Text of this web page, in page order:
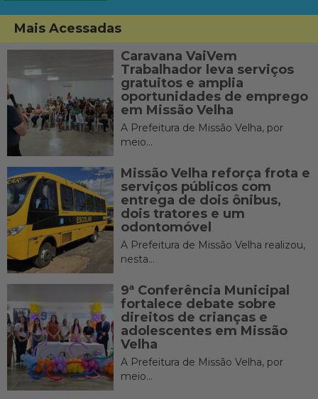
Mais Acessadas
Caravana VaiVem
Trabalhador leva serviços
gratuitos e amplia
oportunidades de emprego
em Missão Velha
A Prefeitura de Missão Velha, por
meio...
Missão Velha reforça frota e
serviços públicos com
entrega de dois ônibus,
dois tratores e um
odontomóvel
A Prefeitura de Missão Velha realizou,
nesta...
9ª Conferência Municipal
fortalece debate sobre
direitos de crianças e
adolescentes em Missão
Velha
A Prefeitura de Missão Velha, por
meio...